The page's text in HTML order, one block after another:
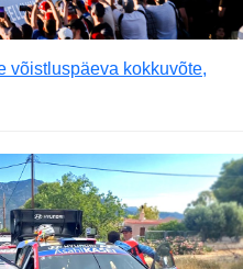
võistluspäeva kokkuvõte,